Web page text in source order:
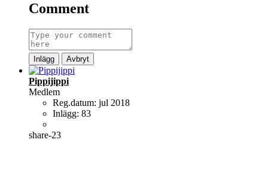
Comment
Inlägg Avbryt
Pippijippi
Medlem
Reg.datum: jul 2018
Inlägg: 83
share-23